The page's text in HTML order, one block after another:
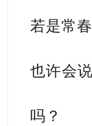
若是常
也许会
吗？